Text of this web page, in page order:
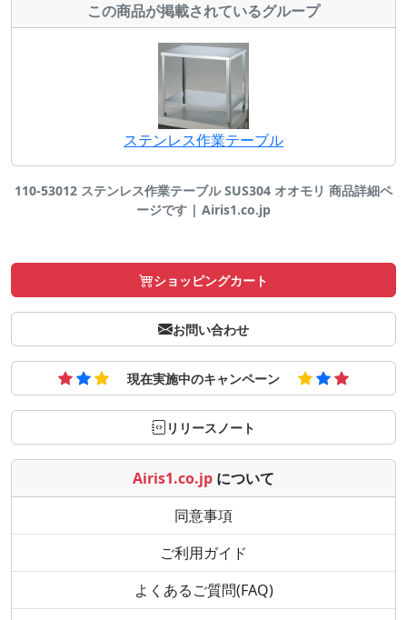
この商品が掲載されているグループ
ステンレス作業テーブル
110-53012 ステンレス作業テーブル SUS304 オオモリ 商品詳細ペ
ージです | Airis1.co.jp
ショッピングカート
お問い合わせ
現在実施中のキャンペーン
リリースノート
Airis1.co.jp について
同意事項
ご利用ガイド
よくあるご質問(FAQ)